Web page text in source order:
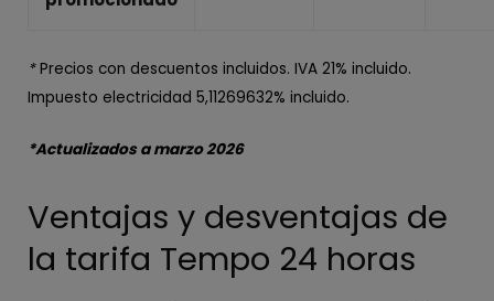
*Precios con descuentos incluidos. IVA 21% incluido.
Impuesto electricidad 5,11269632% incluido.
*Actualizados a marzo 2026
Ventajas y desventajas de
la tarifa Tempo 24 horas